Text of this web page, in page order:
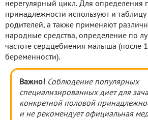
нерегулярный цикл. Для определения
принадлежности используют и таблицу
родителей, а также применяют
народные средства, определение по
частоте сердцебиения малыша (после
беременности).
Важно! Соблюдение популярных
специализированных диет для
конкретной половой
и не рекомендует официальная